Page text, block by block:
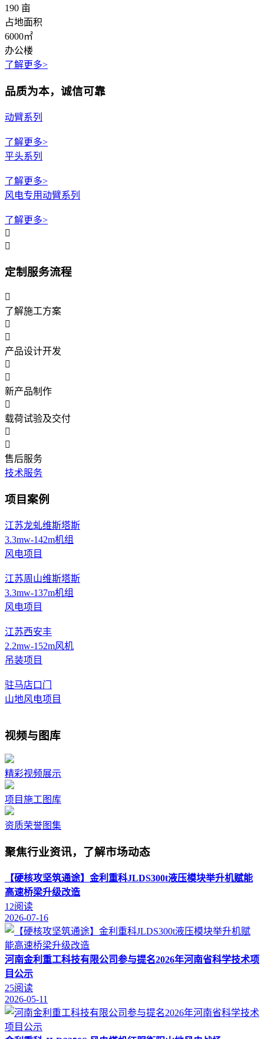
190 亩
占地面积
6000㎡
办公楼
了解更多>
品质为本，诚信可靠
动臂系列
了解更多>
平头系列
了解更多>
风电专用动臂系列
了解更多>


定制服务流程

了解施工方案


产品设计开发


新产品制作

载荷试验及交付


售后服务
技术服务
项目案例
江苏龙虬维斯塔斯
3.3mw-142m机组
风电项目
江苏周山维斯塔斯
3.3mw-137m机组
风电项目
江苏西安丰
2.2mw-152m风机
吊装项目
驻马店口门
山地风电项目
视频与图库
精彩视频展示
项目施工图库
资质荣誉图集
聚焦行业资讯，了解市场动态
【硬核攻坚筑通途】金利重科JLDS300t液压模块举升机赋能
高速桥梁升级改造
12阅读
2026-07-16
河南金利重工科技有限公司参与提名2026年河南省科学技术项
目公示
25阅读
2026-05-11